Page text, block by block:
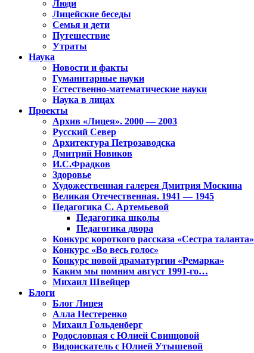
Люди
Лицейские беседы
Семья и дети
Путешествие
Утраты
Наука
Новости и факты
Гуманитарные науки
Естественно-математические науки
Наука в лицах
Проекты
Архив «Лицея». 2000 — 2003
Русский Север
Архитектура Петрозаводска
Дмитрий Новиков
И.С.Фрадков
Здоровье
Художественная галерея Дмитрия Москина
Великая Отечественная. 1941 — 1945
Педагогика С. Артемьевой
Педагогика школы
Педагогика двора
Конкурс короткого рассказа «Сестра таланта»
Конкурс «Во весь голос»
Конкурс новой драматургии «Ремарка»
Каким мы помним август 1991-го…
Михаил Швейцер
Блоги
Блог Лицея
Алла Нестеренко
Михаил Гольденберг
Родословная с Юлией Свинцовой
Видоискатель с Юлией Утышевой